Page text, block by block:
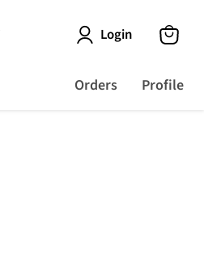
Login
Orders Profile